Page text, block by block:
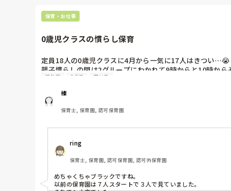
保育・お仕事
0歳児クラスの慣らし保育
定員18人の0歳児クラスに4月から一気に17人はきつい…😭
親子慣らしの間は2グループにわかれて9時からと10時か
今日もほとんどの子が15時までいて、当たり前に午睡中
た気になれなかったです😂
0歳児クラスの4月なんてどこもこんなかんじなんだろう
0歳児クラスはてっきり最初は定員の半分くらいの人数か
皆さんの園の0歳児クラスはどうですか？最初から定員う
新年度 0歳児 正社員
榛
保育士, 保育園, 認可保育園
ring
保育士, 保育園, 認可保育園, 認可外保育園
めちゃくちゃブラックですね。
以前の保育園は７人スタートで３人で見ていました。